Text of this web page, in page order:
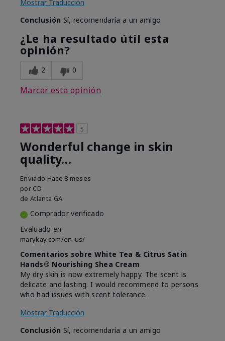
Mostrar Traducción
Conclusión Sí, recomendaría a un amigo
¿Le ha resultado útil esta
opinión?
2 0
Marcar esta opinión
5
Wonderful change in skin
quality…
Enviado Hace 8 meses
por CD
de Atlanta GA
Comprador verificado
Evaluado en
marykay.com/en-us/
Comentarios sobre White Tea & Citrus Satin
Hands® Nourishing Shea Cream
My dry skin is now extremely happy. The scent is
delicate and lasting. I would recommend to persons
who had issues with scent tolerance.
Mostrar Traducción
Conclusión Sí, recomendaría a un amigo